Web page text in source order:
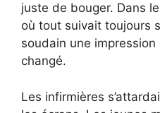
juste de bouger. Dans
où tout suivait toujours
soudain une
changé.
Les infirmières